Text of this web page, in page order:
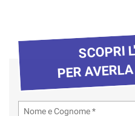
SCOPRI
PER
modificare
le
tue
scelte
qualsiasi